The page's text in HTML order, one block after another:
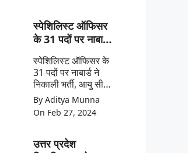
स्पेशिलिस्ट ऑफिसर
के 31 पदों पर नाबार्ड
ने निकाली भर्ती
स्पेशिलिस्ट ऑफिसर के
31 पदों पर नाबार्ड ने
निकाली भर्ती, आयु सीमा
62 साल तक, साढ़े 4
लाख रुपये की सैलरी।
By Aditya Munna
On Feb 27, 2024
उत्तर प्रदेश